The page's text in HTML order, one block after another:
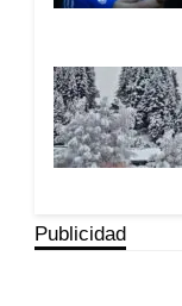
Publicidad